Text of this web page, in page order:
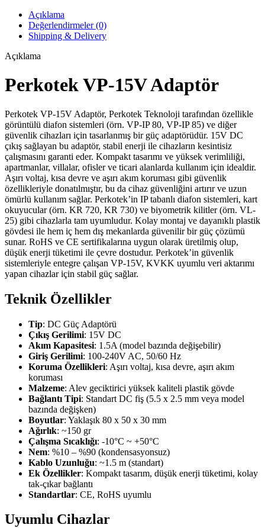
Açıklama
Değerlendirmeler (0)
Shipping & Delivery
Açıklama
Perkotek VP-15V Adaptör
Perkotek VP-15V Adaptör, Perkotek Teknoloji tarafından özellikle
görüntülü diafon sistemleri (örn. VP-IP 80, VP-IP 85) ve diğer
güvenlik cihazları için tasarlanmış bir güç adaptörüdür. 15V DC
çıkış sağlayan bu adaptör, stabil enerji ile cihazların kesintisiz
çalışmasını garanti eder. Kompakt tasarımı ve yüksek verimliliği,
apartmanlar, villalar, ofisler ve ticari alanlarda kullanım için idealdir.
Aşırı voltaj, kısa devre ve aşırı akım koruması gibi güvenlik
özellikleriyle donatılmıştır, bu da cihaz güvenliğini artırır ve uzun
ömürlü kullanım sağlar. Perkotek’in IP tabanlı diafon sistemleri, kart
okuyucular (örn. KR 720, KR 730) ve biyometrik kilitler (örn. VL-
25) gibi cihazlarla tam uyumludur. Kolay montaj ve dayanıklı plastik
gövdesi ile hem iç hem dış mekanlarda güvenilir bir güç çözümü
sunar. RoHS ve CE sertifikalarına uygun olarak üretilmiş olup,
düşük enerji tüketimi ile çevre dostudur. Perkotek’in güvenlik
sistemleriyle entegre çalışan VP-15V, KVKK uyumlu veri aktarımı
yapan cihazlar için stabil güç sağlar.
Teknik Özellikler
Tip: DC Güç Adaptörü
Çıkış Gerilimi: 15V DC
Akım Kapasitesi: 1.5A (model bazında değişebilir)
Giriş Gerilimi: 100-240V AC, 50/60 Hz
Koruma Özellikleri: Aşırı voltaj, kısa devre, aşırı akım
koruması
Malzeme: Alev geciktirici yüksek kaliteli plastik gövde
Bağlantı Tipi: Standart DC fiş (5.5 x 2.5 mm veya model
bazında değişken)
Boyutlar: Yaklaşık 80 x 50 x 30 mm
Ağırlık: ~150 gr
Çalışma Sıcaklığı: -10°C ~ +50°C
Nem: %10 – %90 (kondensasyonsuz)
Kablo Uzunluğu: ~1.5 m (standart)
Ek Özellikler: Kompakt tasarım, düşük enerji tüketimi, kolay
tak-çıkar bağlantı
Standartlar: CE, RoHS uyumlu
Uyumlu Cihazlar